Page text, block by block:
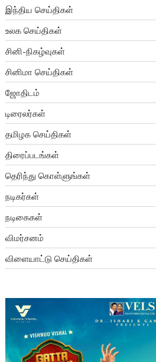
இந்திய செய்திகள்
உலக செய்திகள்
சினி-நிகழ்வுகள்
சினிமா செய்திகள்
ஜோதிடம்
டிரைலர்கள்
தமிழக செய்திகள்
திரைப்படங்கள்
தெரிந்து கொள்ளுங்கள்
நடிகர்கள்
நடிகைகள்
விமர்சனம்
விளையாட்டு செய்திகள்